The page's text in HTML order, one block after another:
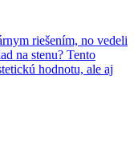
riešením, no vedeli
na stenu? Tento
hodnotu, ale aj